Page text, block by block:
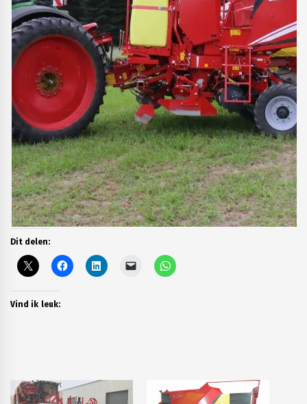
Dit delen:
Vind ik leuk: